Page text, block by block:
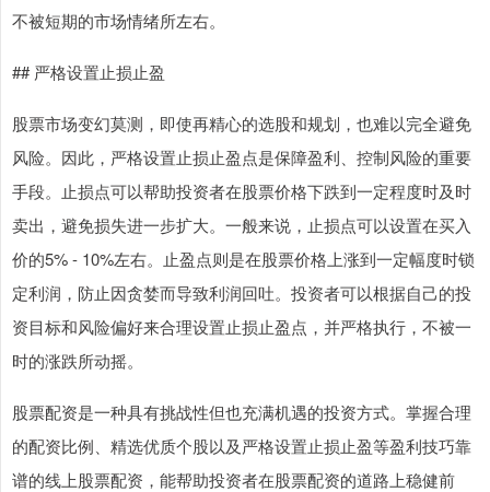
不被短期的市场情绪所左右。
## 严格设置止损止盈
股票市场变幻莫测，即使再精心的选股和规划，也难以完全避免
风险。因此，严格设置止损止盈点是保障盈利、控制风险的重要
手段。止损点可以帮助投资者在股票价格下跌到一定程度时及时
卖出，避免损失进一步扩大。一般来说，止损点可以设置在买入
价的5% - 10%左右。止盈点则是在股票价格上涨到一定幅度时锁
定利润，防止因贪婪而导致利润回吐。投资者可以根据自己的投
资目标和风险偏好来合理设置止损止盈点，并严格执行，不被一
时的涨跌所动摇。
股票配资是一种具有挑战性但也充满机遇的投资方式。掌握合理
的配资比例、精选优质个股以及严格设置止损止盈等盈利技巧靠
谱的线上股票配资，能帮助投资者在股票配资的道路上稳健前
上证综指 3940.04 +39.68 +1.02%
深证成指 14311.01 +200.89 +1.42%